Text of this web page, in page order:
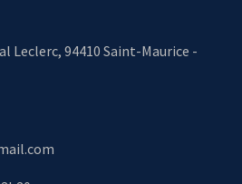
Leclerc, 94410 Saint-Maurice -